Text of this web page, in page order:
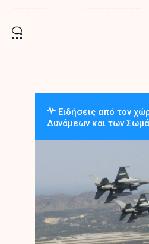
Ειδήσεις από τον
Δυνάμεων και των